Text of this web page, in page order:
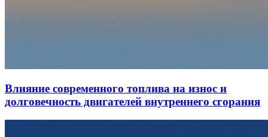
Влияние современного топлива на износ и
долговечность двигателей внутреннего сгорания